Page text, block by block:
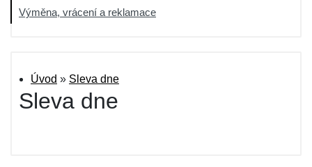
Výměna, vrácení a reklamace
Úvod » Sleva dne
Sleva dne